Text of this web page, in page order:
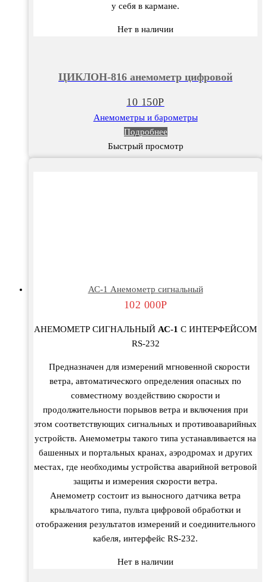
у себя в кармане.
Нет в наличии
ЦИКЛОН-816 анемометр цифровой
10 150Р
Анемометры и барометры
Подробнее
Быстрый просмотр
АС-1 Анемометр сигнальный
102 000Р
АНЕМОМЕТР СИГНАЛЬНЫЙ АС-1 С ИНТЕРФЕЙСОМ
RS-232
Предназначен для измерений мгновенной скорости
ветра, автоматического определения опасных по
совместному воздействию скорости и
продолжительности порывов ветра и включения при
этом соответствующих сигнальных и противоаварийных
устройств. Анемометры такого типа устанавливается на
башенных и портальных кранах, аэродромах и других
местах, где необходимы устройства аварийной ветровой
защиты и измерения скорости ветра.
Анемометр состоит из выносного датчика ветра
крыльчатого типа, пульта цифровой обработки и
отображения результатов измерений и соединительного
кабеля, интерфейс RS-232.
Нет в наличии